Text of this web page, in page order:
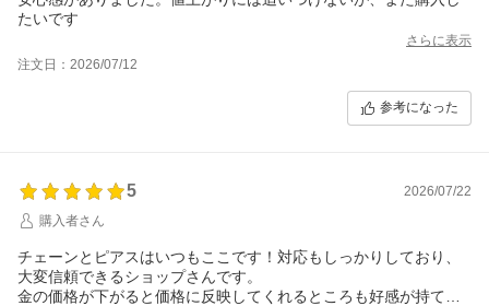
たいです
さらに表示
注文日：2026/07/12
参考になった
5
2026/07/22
購入者さん
チェーンとピアスはいつもここです！対応もしっかりしており、
大変信頼できるショップさんです。
金の価格が下がると価格に反映してくれるところも好感が持てま